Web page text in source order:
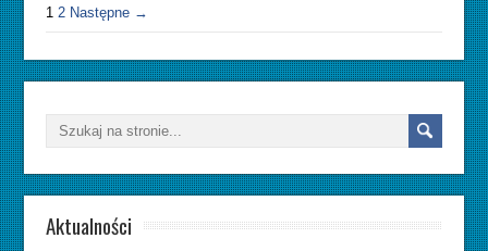
1 2 Następne →
Aktualności